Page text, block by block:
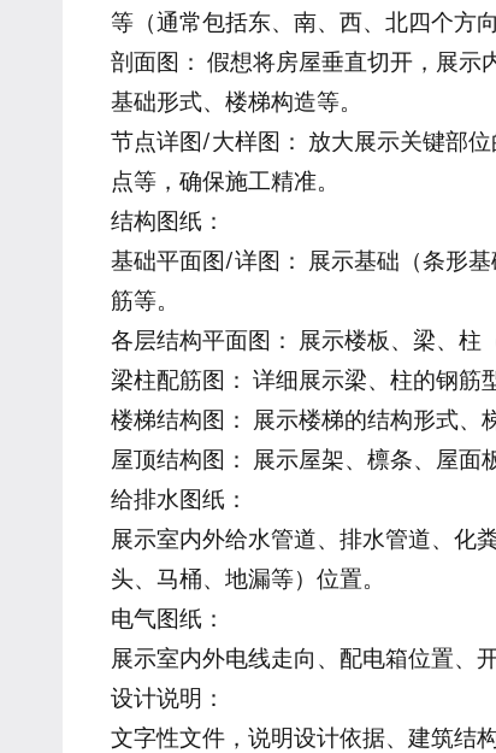
等（通常包括东、南、西、北四个方向
剖面图： 假想将房屋垂直切开，展示
基础形式、楼梯构造等。
节点详图/大样图： 放大展示关键部
点等，确保施工精准。
结构图纸：
基础平面图/详图： 展示基础（条形
筋等。
各层结构平面图： 展示楼板、梁、柱
梁柱配筋图： 详细展示梁、柱的钢筋
楼梯结构图： 展示楼梯的结构形式、
屋顶结构图： 展示屋架、檩条、屋面
给排水图纸：
展示室内外给水管道、排水管道、化
头、马桶、地漏等）位置。
电气图纸：
展示室内外电线走向、配电箱位置、
设计说明：
文字性文件，说明设计依据、建筑结